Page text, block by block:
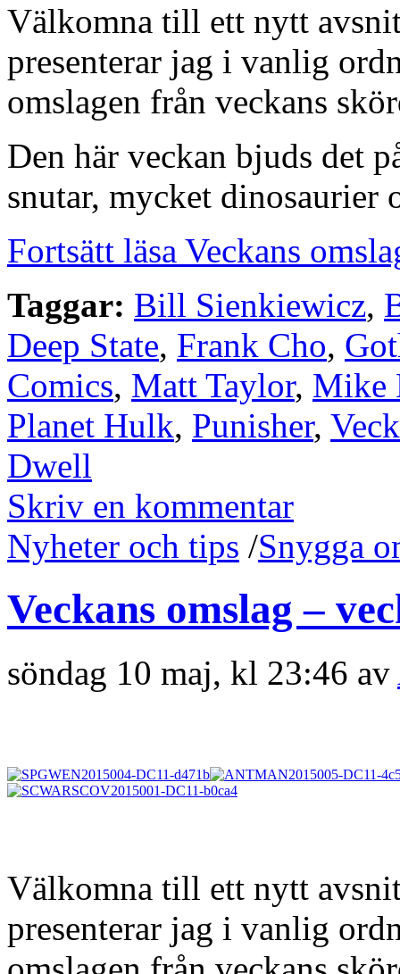
Välkomna till ett nytt
presenterar jag i vanlig
omslagen från veckans
Den här veckan bjuds det
snutar, mycket
Fortsätt läsa Veckans
Taggar: Bill Sienkiewicz,
Deep State, Frank Cho,
Comics, Matt Taylor, Mike
Planet Hulk, Punisher,
Dwell
Skriv en kommentar
Nyheter och tips /Snygga
Veckans omslag –
söndag 10 maj, kl 23:46 av
Välkomna till ett nytt
presenterar jag i vanlig